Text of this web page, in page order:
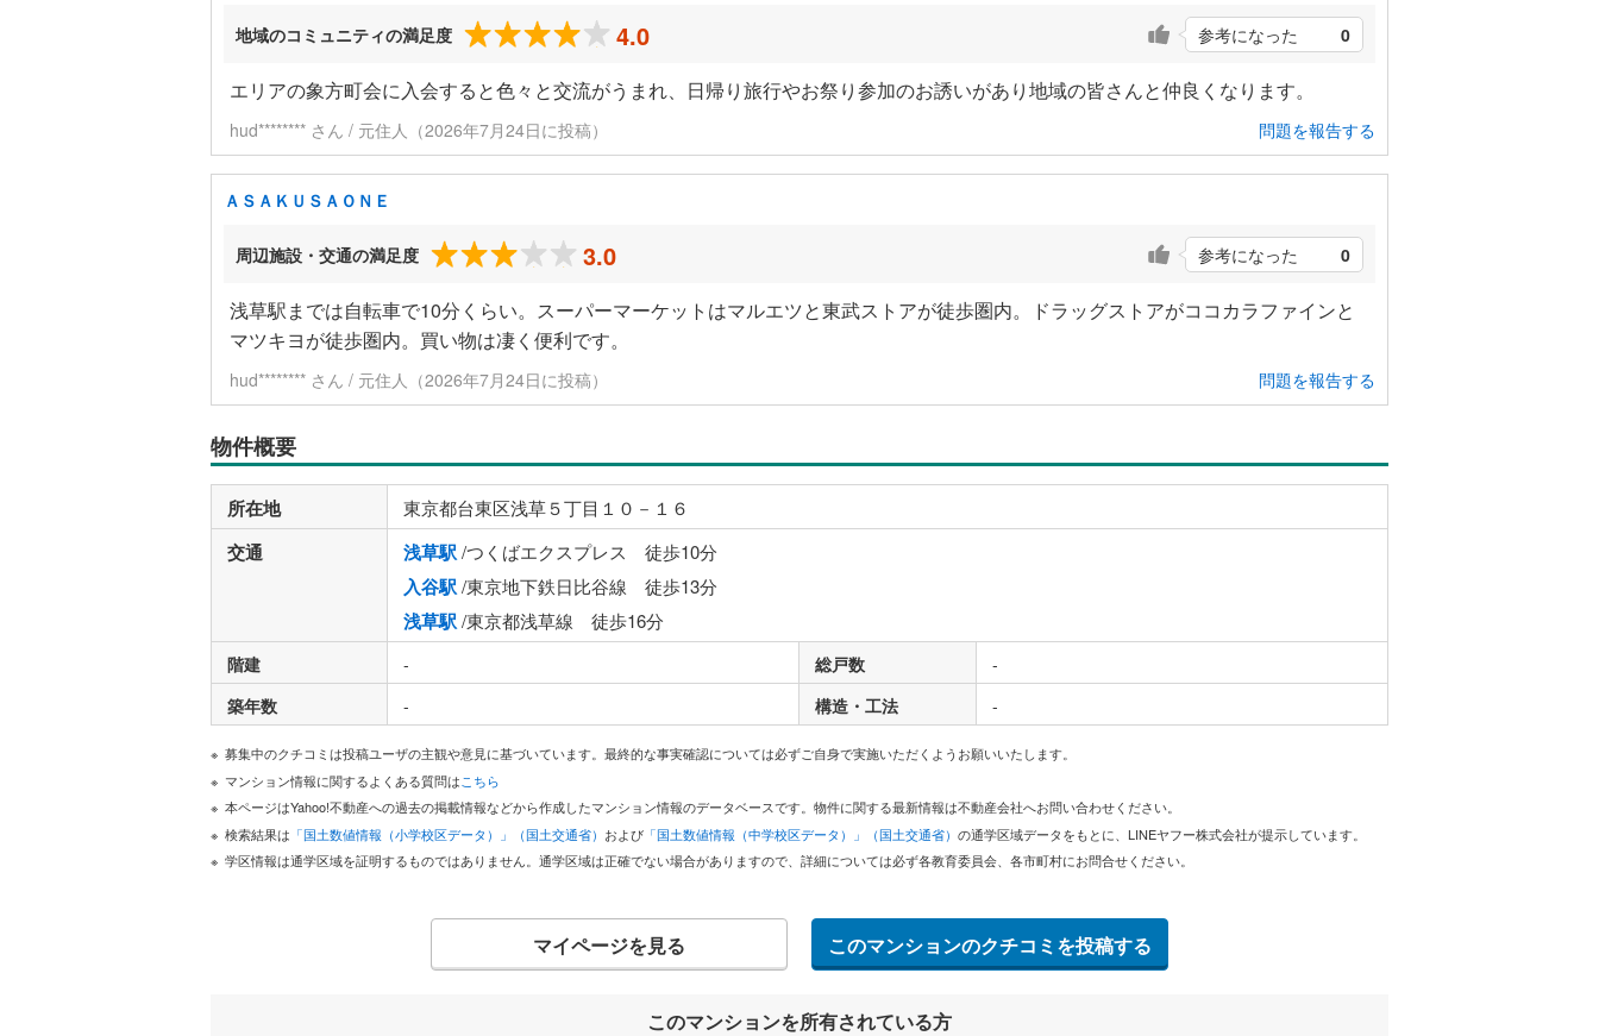
地域のコミュニティの満足度 4.0 参考になった 0
エリアの象方町会に入会すると色々と交流がうまれ、日帰り旅行やお祭り参加のお誘いがあり地域の皆さんと仲良くなります。
hud******** さん / 元住人（2026年7月24日に投稿） 問題を報告する
ＡＳＡＫＵＳＡＯＮＥ
周辺施設・交通の満足度 3.0 参考になった 0
浅草駅までは自転車で10分くらい。スーパーマーケットはマルエツと東武ストアが徒歩圏内。ドラッグストアがココカラファインと
マツキヨが徒歩圏内。買い物は凄く便利です。
hud******** さん / 元住人（2026年7月24日に投稿） 問題を報告する
物件概要
所在地 東京都台東区浅草５丁目１０－１６
交通 浅草駅/つくばエクスプレス 徒歩10分
入谷駅/東京地下鉄日比谷線 徒歩13分
浅草駅/東京都浅草線 徒歩16分
階建 - 総戸数
-
築年数
- 構造・工法 -
募集中のクチコミは投稿ユーザの主観や意見に基づいています。最終的な事実確認については必ずご自身で実施いただくようお願いいたします。
マンション情報に関するよくある質問はこちら
本ページはYahoo!不動産への過去の掲載情報などから作成したマンション情報のデータベースです。物件に関する最新情報は不動産会社へお問い合わせください。
検索結果は 「国土数値情報（小学校区データ）」（国土交通省） および 「国土数値情報（中学校区データ）」（国土交通省） の通学区域データをもとに、LINEヤフー株式会社が提示しています。
学区情報は通学区域を証明するものではありません。通学区域は正確でない場合がありますので、詳細については必ず各教育委員会、各市町村にお問合せください。
マイページを見る このマンションのクチコミを投稿する
このマンションを所有されている方